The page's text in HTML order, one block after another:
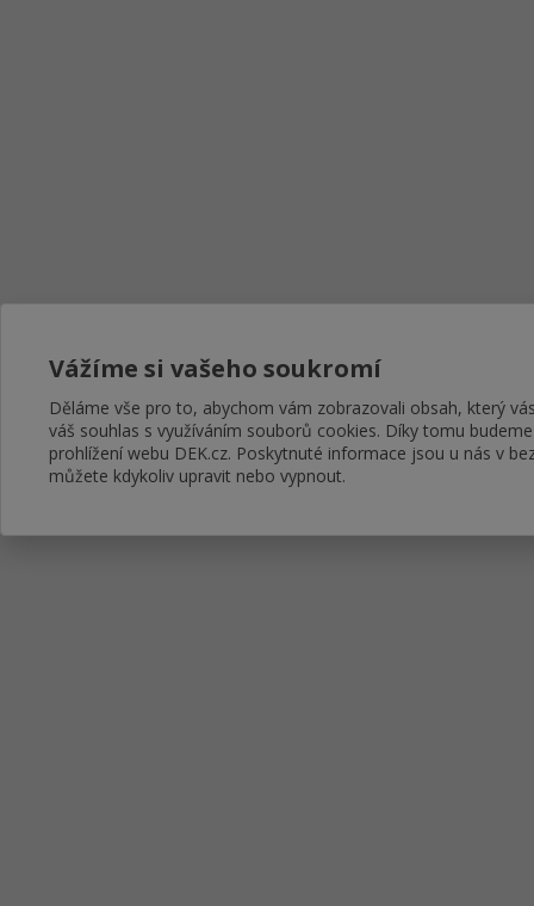
Vážíme si vašeho soukromí
Děláme vše pro to, abychom vám zobrazovali obsah, který
váš souhlas s využíváním souborů cookies. Díky tomu
prohlížení webu DEK.cz. Poskytnuté informace jsou u nás v
můžete kdykoliv upravit nebo vypnout.